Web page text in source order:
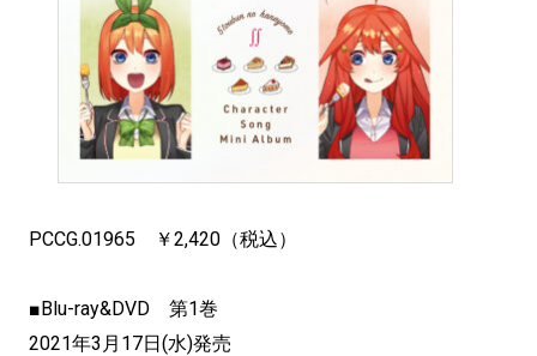
PCCG.01965 ￥2,420（税込）
■Blu-ray&DVD 第1巻
2021年3月17日(水)発売